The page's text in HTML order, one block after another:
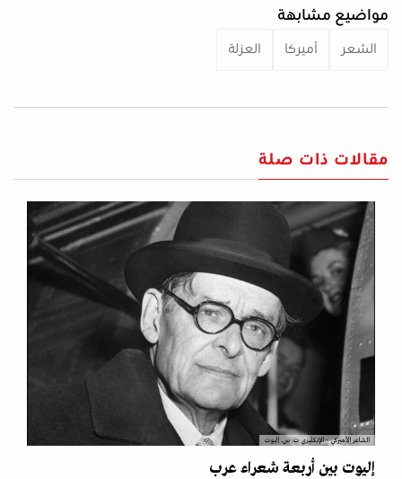
مواضيع مشابهة
الشعر أميركا العزلة
مقالات ذات صلة
الشاعر الأميركي - الإنكليزي ت. س. إليوت
إليوت بين أربعة شعراء عرب